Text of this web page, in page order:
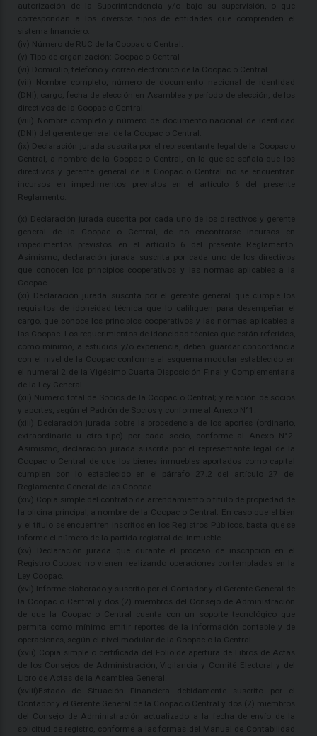
autorización de la Superintendencia y/o bajo su supervisión, o que
correspondan a los diversos tipos de entidades que comprenden el
sistema financiero.
(iv) Número de RUC de la Coopac o Central.
(v) Tipo de organización: Coopac o Central
(vi) Domicilio, teléfono y correo electrónico de la Coopac o Central.
(vii) Nombre completo, número de documento nacional de identidad
(DNI), cargo, fecha de elección en Asamblea y período de elección, de los
directivos de la Coopac o Central.
(viii) Nombre completo y número de documento nacional de identidad
(DNI) del gerente general de la Coopac o Central.
(ix) Declaración jurada suscrita por el representante legal de la Coopac o
Central, a nombre de la Coopac o Central, en la que se señala que los
directivos y gerente general de la Coopac o Central no se encuentran
incursos en impedimentos previstos en el artículo 6 del presente
Reglamento.
(x) Declaración jurada suscrita por cada uno de los directivos y gerente
general de la Coopac o Central, de no encontrarse incursos en
impedimentos previstos en el artículo 6 del presente Reglamento.
Asimismo, declaración jurada suscrita por cada uno de los directivos
que conocen los principios cooperativos y las normas aplicables a la
Coopac.
(xi) Declaración jurada suscrita por el gerente general que cumple los
requisitos de idoneidad técnica que lo califiquen para desempeñar el
cargo, que conoce los principios cooperativos y las normas aplicables a
las Coopac. Los requerimientos de idoneidad técnica que están referidos,
como mínimo, a estudios y/o experiencia, deben guardar concordancia
con el nivel de la Coopac conforme al esquema modular establecido en
el numeral 2 de la Vigésimo Cuarta Disposición Final y Complementaria
de la Ley General.
(xii) Número total de Socios de la Coopac o Central; y relación de socios
y aportes, según el Padrón de Socios y conforme al Anexo N°1.
(xiii) Declaración jurada sobre la procedencia de los aportes (ordinario,
extraordinario u otro tipo) por cada socio, conforme al Anexo N°2.
Asimismo, declaración jurada suscrita por el representante legal de la
Coopac o Central de que los bienes inmuebles aportados como capital
cumplen con lo establecido en el párrafo 27.2 del artículo 27 del
Reglamento General de las Coopac.
(xiv) Copia simple del contrato de arrendamiento o título de propiedad de
la oficina principal, a nombre de la Coopac o Central. En caso que el bien
y el título se encuentren inscritos en los Registros Públicos, basta que se
informe el número de la partida registral del inmueble.
(xv) Declaración jurada que durante el proceso de inscripción en el
Registro Coopac no vienen realizando operaciones contempladas en la
Ley Coopac.
(xvi) Informe elaborado y suscrito por el Contador y el Gerente General de
la Coopac o Central y dos (2) miembros del Consejo de Administración
de que la Coopac o Central cuenta con un soporte tecnológico que
permita como mínimo emitir reportes de la información contable y de
operaciones, según el nivel modular de la Coopac o la Central.
(xvii) Copia simple o certificada del Folio de apertura de Libros de Actas
de los Consejos de Administración, Vigilancia y Comité Electoral y del
Libro de Actas de la Asamblea General.
(xviii)Estado de Situación Financiera debidamente suscrito por el
Contador y el Gerente General de la Coopac o Central y dos (2) miembros
del Consejo de Administración actualizado a la fecha de envío de la
solicitud de registro, conforme a las formas del Manual de Contabilidad